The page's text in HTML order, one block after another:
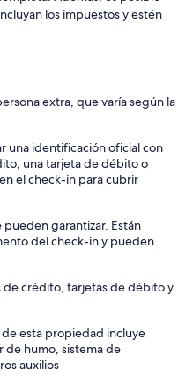
los impuestos y estén
extra, que varía según la
una identificación oficial con
una tarjeta de débito o
el check-in para cubrir
pueden garantizar. Están
del check-in y pueden
crédito, tarjetas de débito y
esta propiedad incluye
humo, sistema de
auxilios